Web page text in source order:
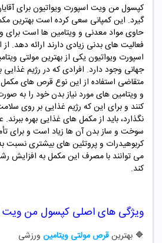
کپسول من ویت اسپورت ویواتیون برای
گیرد. این کمپانی سعی کرده است بهترین
حاوی مواد معدنی و ویتامین ها است برای
فعالیت های بدنی زیادی دارند ارائه دهد. از
اسپورت ویواتیونیکی از بهترین مولتی
جهانی وجود دارد. افرادی که در رژیم
متقاضی استفاده از این نوع قرص های مکمل
و ویتامین های مورد نیاز بدن خود را به
کنند و برای این که رژیم غذایی بر روی
نگذارد، باید از مکمل های غذایی بهره ببرند.
سوخت و ساز بدن آن ها زیاد است و برای
کربوهیدرات و پروتئین های بیشتری نسبت به
می توانند با مصرف این مکمل به افزایش
کند.
ویژگی های اصلی کپسول من ویت
🔷 بهترینقرص مولتی ویتامین ورزشی